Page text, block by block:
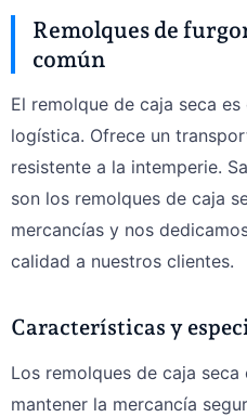
Remolques de
común
El remolque de caja seca
logística. Ofrece un
resistente a la intemperie.
son los remolques de caja
mercancías y nos
calidad a nuestros clientes.
Características y
Los remolques de caja
mantener la mercancía